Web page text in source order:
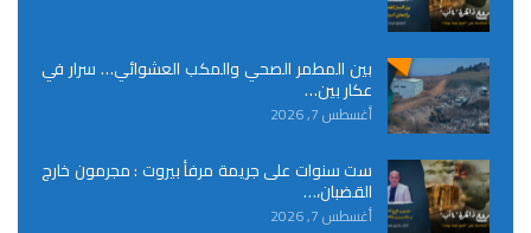
بين المطمر الصحي والمكب العشوائي… سرار في
عكار بين…
أغسطس 7, 2026
ست سنوات على جريمة مرفأ بيروت : مجرمون خارج
القضبان،…
أغسطس 7, 2026